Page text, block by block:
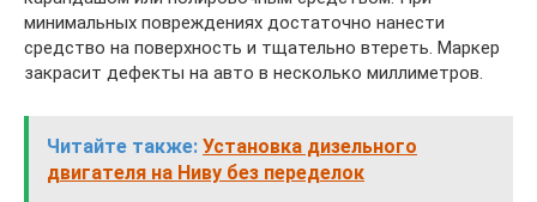
минимальных повреждениях достаточно нанести
средство на поверхность и тщательно втереть. Маркер
закрасит дефекты на авто в несколько миллиметров.
Читайте также: Установка дизельного
двигателя на Ниву без переделок